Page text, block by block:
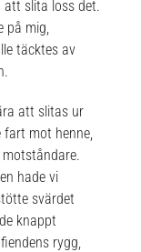
att slita loss det.
på mig,
täcktes av
att slitas ur
fart mot henne,
hade vi
svärdet
knappt
rygg,